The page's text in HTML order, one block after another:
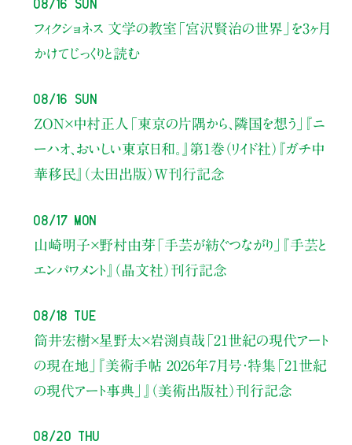
フィクショネス 文学の教室 「宮沢賢治の世界」を3ヶ月
かけてじっくりと読む
08/16 Sun
ZON×中村正人 「東京の片隅から、隣国を想う」
『ニ
ーハオ、おいしい東京日和。』第1巻（リイド社） 『ガチ中
華移民』（太田出版）W刊行記念
08/17 Mon
山崎明子×野村由芽 「手芸が紡ぐつながり」
『手芸と
エンパワメント』（晶文社）刊行記念
08/18 Tue
筒井宏樹×星野太×岩渕貞哉 「21世紀の現代アート
の現在地」
『美術手帖 2026年7月号・特集「21世紀
の現代アート事典」』（美術出版社）刊行記念
08/20 Thu